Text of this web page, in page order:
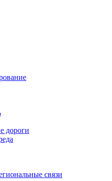
дороги
связи